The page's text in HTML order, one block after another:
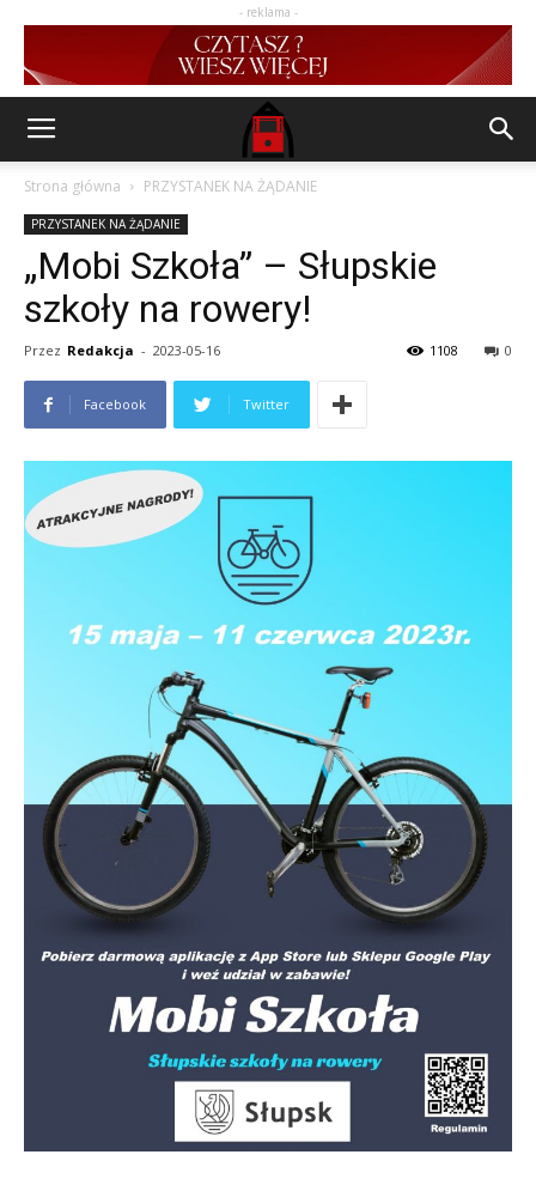
- reklama -
Strona główna PRZYSTANEK NA ŻĄDANIE
PRZYSTANEK NA ŻĄDANIE
„Mobi Szkoła” – Słupskie
szkoły na rowery!
Przez Redakcja - 2023-05-16 0
1108
Facebook Twitter